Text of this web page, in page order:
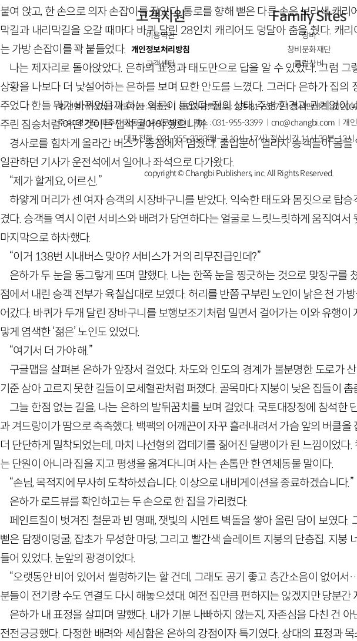
붙여 앉고, 한 손으로 의자 손잡이를 잡았다. 통로를 향해 뻗은 다른 손은 보라색 캐리
막길과 내리막길을 오갈 때마다 바퀴 달린 28인치 캐리어도 덩달아 춤을 췄다. 캐
는 가방 손잡이를 꽉 붙들었다.
나는 제자리로 돌아앉았다. 은하의 표정과 태도만으로 답을 알 수 있었다. 그럼 그
상황을 나보다 더 낯설어하는 은하를 보며 묘한 안도를 느꼈다. 그러다 은하가 집의
주었다 한들 뭐가 바뀌었을까 하는 의문이 들었다. 집의 상태, 주변 환경과 관계없이
주린 짐승처럼 어떤 것이든 덥석 물어야 했으니까.
경사로를 힘차게 올라간 버스가 종점에서 멈췄다. 출입문이 열리자 승객들이 몸
일관하던 기사가 운전석에서 일어나 좌석으로 다가왔다.
“제가 할게요, 어르신.”
하얗게 머리가 센 여자 승객의 시장바구니를 받았다. 익숙한 태도와 몸짓으로 탑
겼다. 승객들 역시 이런 서비스와 배려가 당연하다는 얼굴로 느릿느릿하게 움직여서
마지막으로 하차했다.
“이거 138번 시내버스 맞아? 서비스가 거의 리무진급인데?”
은하가 두 눈을 동그랗게 뜨며 말했다. 나는 한쪽 눈을 찡긋하는 것으로 맞장구를
점에서 내린 승객 전부가 육칠십대로 보였다. 허리를 반쯤 구부린 노인이 낡은 천 가
어갔다. 바퀴가 두개 달린 장바구니를 보행보조기처럼 밀면서 걸어가는 이와 유행이
맣게 염색한 ‘젊은’ 노인도 있었다.
“여기서 더 가야 해.”
구글맵을 살펴본 은하가 앞장서 걸었다. 차도와 인도의 경계가 불분명한 도로가
기준 삼아 고르지 못한 길들이 모세혈관처럼 퍼졌다. 골목마다 지붕이 낮은 집들이 촘
그늘 한점 없는 길을, 나는 은하의 발뒤꿈치를 보며 걸었다. 국토대장정에 참석한
과 겨드랑이가 땀으로 축축했다. 백팩의 어깨끈이 자꾸 흘러내려서 가슴 앞의 버클을
더 단단하게 밀착되었는데, 마치 나선형의 껍데기를 짊어진 달팽이가 된 느낌이었다
는 단원이 아니라 집을 지고 평생을 옮겨다니며 사는 손톱만 한 연체동물 말이다.
“손님, 목적지에 무사히 도착하셨습니다. 이상으로 내비게이션을 종료하겠습니다.”
은하가 로드뷰를 확인하고는 두 손으로 한 집을 가리켰다.
페인트칠이 벗겨진 철문과 빈 명패, 잿빛의 시멘트 벽돌을 쌓아 올린 담이 보였다.
뻗은 담쟁이덩굴, 잡초가 무성한 마당, 그리고 빨간색 슬레이트 지붕의 단층집. 지붕
들어 있었다. 눈앞의 광경이었다.
“오랫동안 비어 있어서 썰렁하기는 할 건데, 그래도 공기 좋고 층간소음이 없어
분들이 전기랑 수도 연결도 다시 해놓으셨대. 예전 집만큼 편하지는 않겠지만 당분간
은하가 내 표정을 살피며 말했다. 내가 기분 나빠하지 않는지, 자존심을 다친 건 아
전전긍긍했다. 다정한 배려와 세심함은 은하의 강점이자 특기였다. 상대의 표정과
고객지원
이용약관
개인정보처리방침
고객센터
Family Sites
창비
창비문화재단
클럽창비
법인명 : ㈜창비ㅣ대표이사 : 염종선ㅣ사업자등록번호 : 105-81-63672ㅣ통신판매업 : 제
주소 : 경기도 파주시 회동길 184(문발동)ㅣ팩스 : 031-955-3399 ㅣcnc@changbi.com ㅣ개
대표전화 : 031-955-3333(월~금 10시~17시), 점심시간 11시 30분~13시
copyright © Changbi Publishers, inc. All Rights Reserved.